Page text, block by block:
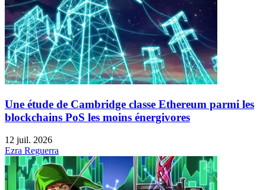
Une étude de Cambridge classe Ethereum parmi les
blockchains PoS les moins énergivores
12 juil. 2026
Ezra Reguerra